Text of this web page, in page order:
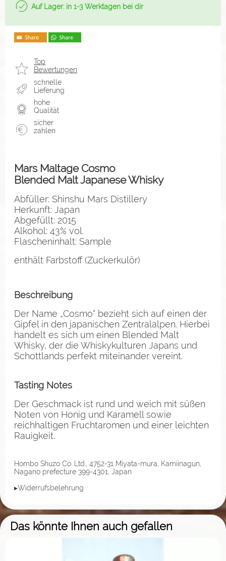
Auf Lager: in 1-3 Werktagen bei dir
Top
Bewertungen
schnelle
Lieferung
hohe
Qualität
sicher
zahlen
Mars Maltage Cosmo
Blended Malt Japanese Whisky
Abfüller: Shinshu Mars Distillery
Herkunft: Japan
Abgefüllt: 2015
Alkohol: 43% vol.
Flascheninhalt: Sample
enthält Farbstoff (Zuckerkulör)
Beschreibung
Der Name „Cosmo“ bezieht sich auf einen der
Gipfel in den japanischen Zentralalpen. Hierbei
handelt es sich um einen Blended Malt
Whisky, der die Whiskykulturen Japans und
Schottlands perfekt miteinander vereint.
Tasting Notes
Der Geschmack ist rund und weich mit süßen
Noten von Honig und Karamell sowie
reichhaltigen Fruchtaromen und einer leichten
Rauigkeit.
Hombo Shuzo Co. Ltd., 4752-31 Miyata-mura, Kamiinagun,
Nagano prefecture 399-4301, Japan
▸Widerrufsbelehrung
Das könnte Ihnen auch gefallen